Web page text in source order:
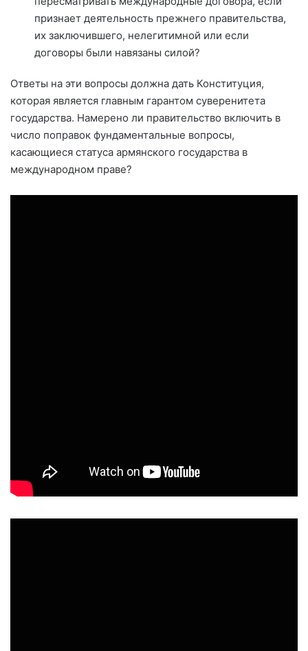
признает деятельность прежнего правительства,
их заключившего, нелегитимной или если
договоры были навязаны силой?
Ответы на эти вопросы должна дать Конституция,
которая является главным гарантом суверенитета
государства. Намерено ли правительство включить в
число поправок фундаментальные вопросы,
касающиеся статуса армянского государства в
международном праве?